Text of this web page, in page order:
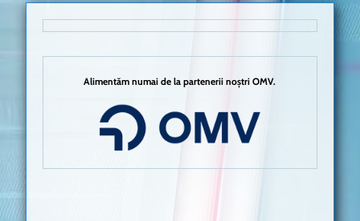
Alimentăm numai de la partenerii noștri OMV.